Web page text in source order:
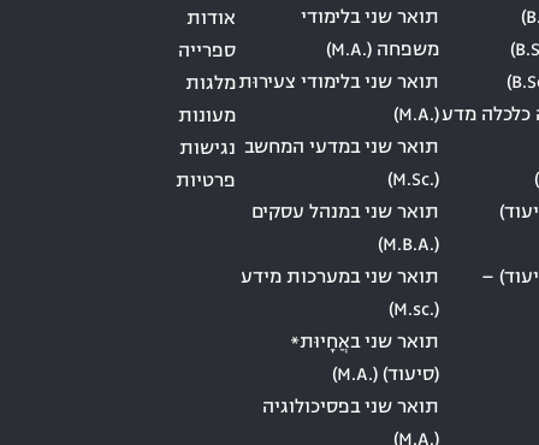
כלכלה מדע
–
תואר שני בלימודי
משפחה (.M.A)
תואר שני בלימודי צעירוּת
(.M.A)
תואר שני במדעי המחשב
(.M.Sc)
תואר שני במנהל עסקים
(.M.B.A)
תואר שני במערכות מידע
(.M.sc)
תואר שני באֲחָיוּת*
(סיעוד) (.M.A)
תואר שני בפסיכולוגיה
(.M.A)
אודות
ספרייה
מלגות
מעונות
נגישות
פרטיות